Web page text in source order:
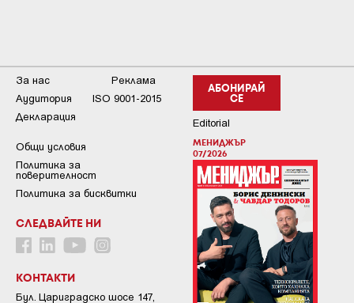
АБОНИРАЙ
СЕ
Editorial
МЕНИДЖЪР
07/2026
За нас
Реклама
Аудитория
ISO 9001-2015
Декларация
Общи условия
Пoлитикa зa
пoвepитeлнocт
Политика за бисквитки
СЛЕДВАЙТЕ НИ
КОНТАКТИ
Бул. Цариградско шосе 147,